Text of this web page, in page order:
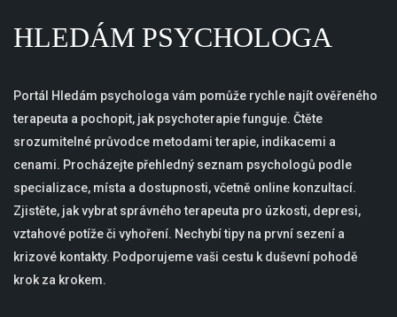
HLEDÁM PSYCHOLOGA
Portál Hledám psychologa vám pomůže rychle najít ověřeného
terapeuta a pochopit, jak psychoterapie funguje. Čtěte
srozumitelné průvodce metodami terapie, indikacemi a
cenami. Procházejte přehledný seznam psychologů podle
specializace, místa a dostupnosti, včetně online konzultací.
Zjistěte, jak vybrat správného terapeuta pro úzkosti, depresi,
vztahové potíže či vyhoření. Nechybí tipy na první sezení a
krizové kontakty. Podporujeme vaši cestu k duševní pohodě
krok za krokem.